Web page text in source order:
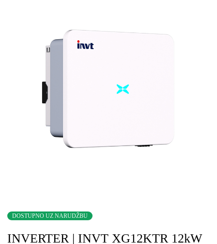
DOSTUPNO UZ NARUDŽBU
INVERTER | INVT XG12KTR 12kW